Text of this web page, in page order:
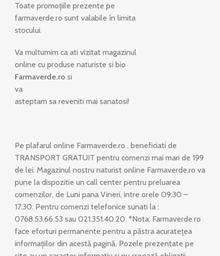
Toate promoțiile prezente pe
farmaverde.ro sunt valabile în limita
stocului.
Va multumim ca ati vizitat magazinul
online cu produse naturiste si bio
Farmaverde.ro si
va
asteptam sa reveniti mai sanatosi!
Pe plafarul online Farmaverde.ro , beneficiati de
TRANSPORT GRATUIT pentru comenzi mai mari de 199
de lei. Magazinul nostru naturist online Farmaverde.ro va
pune la dispozitie un call center pentru preluarea
comenzilor, de Luni pana Vineri, intre orele 09:30 –
17:30. Pentru comenzi telefonice sunati la :
0768.53.66.53 sau 021.351.40.20. *Nota: Farmaverde.ro
face eforturi permanente pentru a păstra acuratețea
informațiilor din acestă pagină. Pozele prezentate pe